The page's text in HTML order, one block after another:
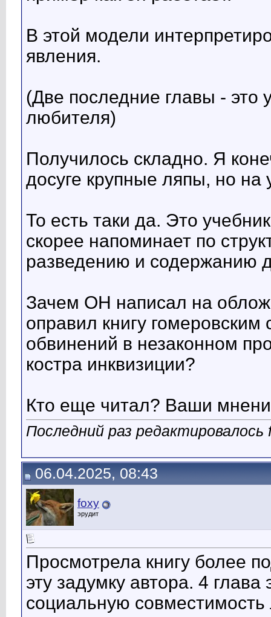
В этой модели
явления.
(Две последние главы - это
любителя)
Получилось складно. Я
досуге крупные ляпы, но на
То есть таки да. Это
скорее напоминает по
разведению и содержанию
Зачем ОН написал на
оправил книгу гомеровским
обвинений в незаконном
костра инквизиции?
Кто еще читал? Ваши
Последний раз
06.04.2025, 08:43
foxy
эрудит
Просмотрела книгу более
эту задумку автора. 4 глава
социальную